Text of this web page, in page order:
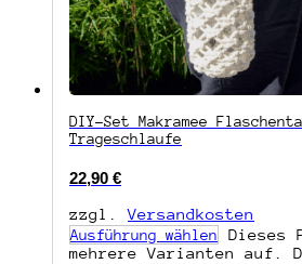
DIY-Set Makramee
Trageschlaufe
22,90 €
zzgl.Versandkosten
Ausführung wählen
Dieses
mehrere Varianten auf.